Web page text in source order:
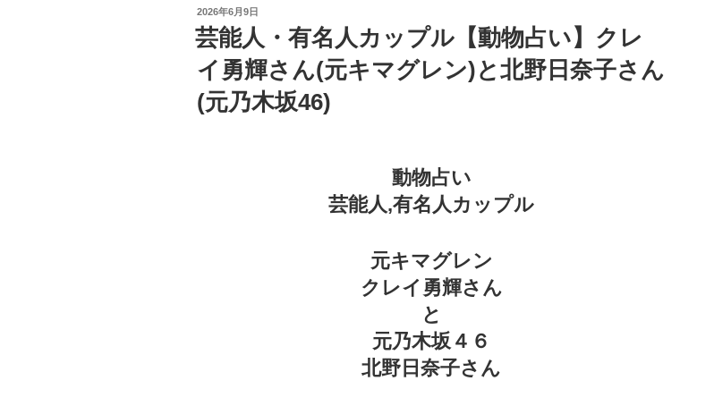
投
稿
日:
2026年6月9日
芸能人・有名人カップル【動物占い】クレ
イ勇輝さん(元キマグレン)と北野日奈子さん
(元乃木坂46)
動物占い
芸能人,有名人カップル
元キマグレン
クレイ勇輝さん
と
元乃木坂４６
北野日奈子さん